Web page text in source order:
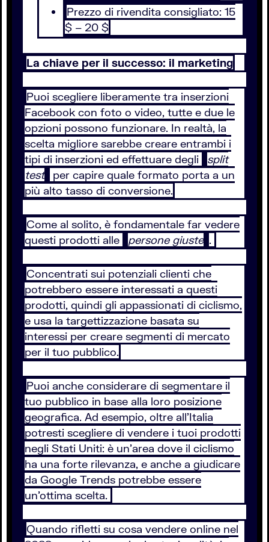
Prezzo di rivendita consigliato: 15
$ – 20 $
La chiave per il successo: il marketing
Puoi scegliere liberamente tra inserzioni
Facebook con foto o video, tutte e due le
opzioni possono funzionare. In realtà, la
scelta migliore sarebbe creare entrambi i
tipi di inserzioni ed effettuare degli
split
test
per capire quale formato porta a un
più alto tasso di conversione.
Come al solito, è fondamentale far vedere
questi prodotti alle
persone giuste .
Concentrati sui potenziali clienti che
potrebbero essere interessati a questi
prodotti, quindi gli appassionati di ciclismo,
e usa la targettizzazione basata su
interessi per creare segmenti di mercato
per il tuo pubblico.
Puoi anche considerare di segmentare il
tuo pubblico in base alla loro posizione
geografica. Ad esempio, oltre all’Italia
potresti scegliere di vendere i tuoi prodotti
negli Stati Uniti: è un’area dove il ciclismo
ha una forte rilevanza, e anche a giudicare
da Google Trends potrebbe essere
un’ottima scelta.
Quando rifletti su cosa vendere online nel